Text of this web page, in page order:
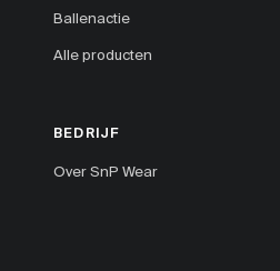
Ballenactie
Alle producten
BEDRIJF
Over SnP Wear